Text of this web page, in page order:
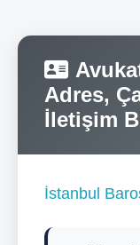
Adres,
İletişim
İstanbul